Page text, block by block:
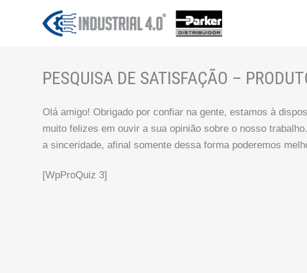
PESQUISA DE SATISFAÇÃO –
Olá amigo! Obrigado por confiar na gente, estamos à
muito felizes em ouvir a sua opinião sobre o nosso
a sinceridade, afinal somente dessa forma poderemos
[WpProQuiz 3]